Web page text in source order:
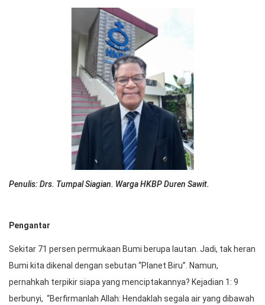
Penulis: Drs. Tumpal Siagian. Warga HKBP Duren Sawit.
Pengantar
Sekitar 71 persen permukaan Bumi berupa lautan. Jadi, tak heran
Bumi kita dikenal dengan sebutan “Planet Biru”. Namun,
pernahkah terpikir siapa yang menciptakannya? Kejadian 1: 9
berbunyi, “Berfirmanlah Allah: Hendaklah segala air yang dibawah